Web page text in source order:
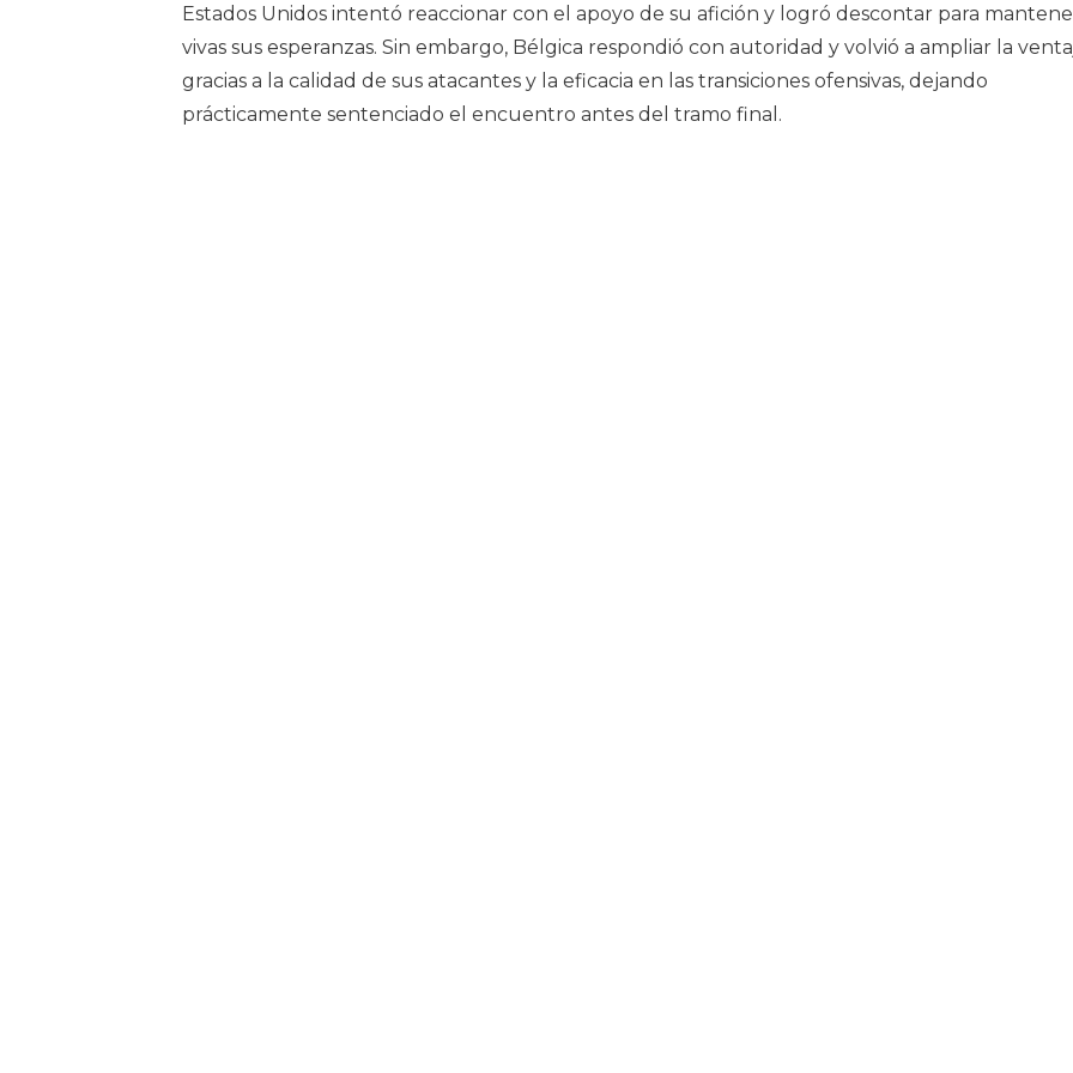
Estados Unidos intentó reaccionar con el apoyo de su afición y logró descontar para
vivas sus esperanzas. Sin embargo, Bélgica respondió con autoridad y volvió a ampliar la
gracias a la calidad de sus atacantes y la eficacia en las transiciones ofensivas, dejando
prácticamente sentenciado el encuentro antes del tramo final.